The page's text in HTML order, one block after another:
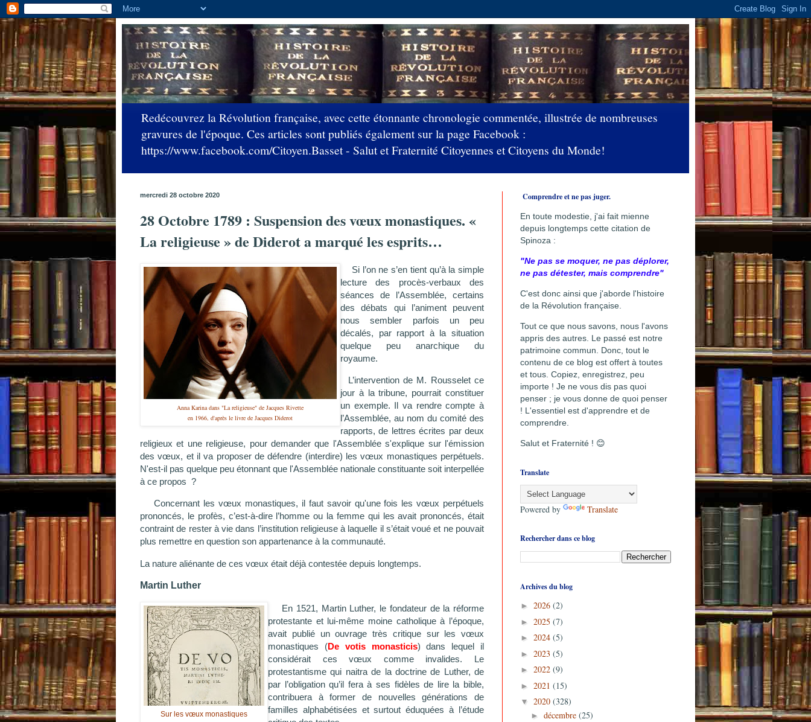
Redécouvrez la Révolution française, avec cette étonnante chronologie commentée, illustrée de nombreuses
gravures de l'époque. Ces articles sont publiés également sur la page Facebook :
https://www.facebook.com/Citoyen.Basset - Salut et Fraternité Citoyennes et Citoyens du Monde!
mercredi 28 octobre 2020
28 Octobre 1789 : Suspension des vœux monastiques. «
La religieuse » de Diderot a marqué les esprits…
Anna Karina dans "La religieuse" de Jacques Rivette
en 1966, d'après le livre de Jacques Diderot
Si l’on ne s’en tient qu’à la simple
lecture des procès-verbaux des
séances de l’Assemblée, certains
des débats qui l’animent peuvent
nous sembler parfois un peu
décalés, par rapport à la situation
quelque peu anarchique du
royaume.
L’intervention de M. Rousselet ce
jour à la tribune, pourrait constituer
un exemple. Il va rendre compte à
l’Assemblée, au nom du comité des
rapports, de lettres écrites par deux
religieux et une religieuse, pour demander que l'Assemblée s'explique sur l'émission
des vœux, et il va proposer de défendre (interdire) les vœux monastiques perpétuels.
N'est-il pas quelque peu étonnant que l'Assemblée nationale constituante soit interpellée
à ce propos ?
Concernant les vœux monastiques, il faut savoir qu'une fois les vœux perpétuels
prononcés, le profès, c’est-à-dire l’homme ou la femme qui les avait prononcés, était
contraint de rester à vie dans l’institution religieuse à laquelle il s’était voué et ne pouvait
plus remettre en question son appartenance à la communauté.
La nature aliénante de ces vœux était déjà contestée depuis longtemps.
Martin Luther
Sur les vœux monastiques
En 1521, Martin Luther, le fondateur de la réforme
protestante et lui-même moine catholique à l’époque,
avait publié un ouvrage très critique sur les vœux
monastiques (De votis monasticis) dans lequel il
considérait ces vœux comme invalides. Le
protestantisme qui naitra de la doctrine de Luther, de
par l’obligation qu’il fera à ses fidèles de lire la bible,
contribuera à former de nouvelles générations de
familles alphabétisées et surtout éduquées à l’étude
Comprendre et ne pas juger.
En toute modestie, j'ai fait mienne
depuis longtemps cette citation de
Spinoza :
"Ne pas se moquer, ne pas déplorer,
ne pas détester, mais comprendre"
C'est donc ainsi que j'aborde l'histoire
de la Révolution française.
Tout ce que nous savons, nous l'avons
appris des autres. Le passé est notre
patrimoine commun. Donc, tout le
contenu de ce blog est offert à toutes
et tous. Copiez, enregistrez, peu
importe ! Je ne vous dis pas quoi
penser ; je vous donne de quoi penser
! L'essentiel est d'apprendre et de
comprendre.
Salut et Fraternité ! 😊
Translate
Powered by Translate
Rechercher dans ce blog
Archives du blog
► 2026 (2)
► 2025 (7)
► 2024 (5)
► 2023 (5)
► 2022 (9)
► 2021 (15)
▼ 2020 (328)
► décembre (25)